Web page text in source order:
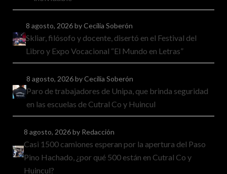
8 agosto, 2026by Cecilia Soberón
Skliar, filósofo y docente, disertó en el Festival del
Libro y Expo Vocacional “El Mundo en Letras”
8 agosto, 2026by Cecilia Soberón
Paro de trabajadores de Unipa, que brinda seguridad
en las escuelas de Cutral Co y Huincul
8 agosto, 2026by Redacción
Casi 1500 camiones esperan por la apertura del Paso
Pino Hachado, ¿por qué 500 están en Cutral Co y
Huincul?